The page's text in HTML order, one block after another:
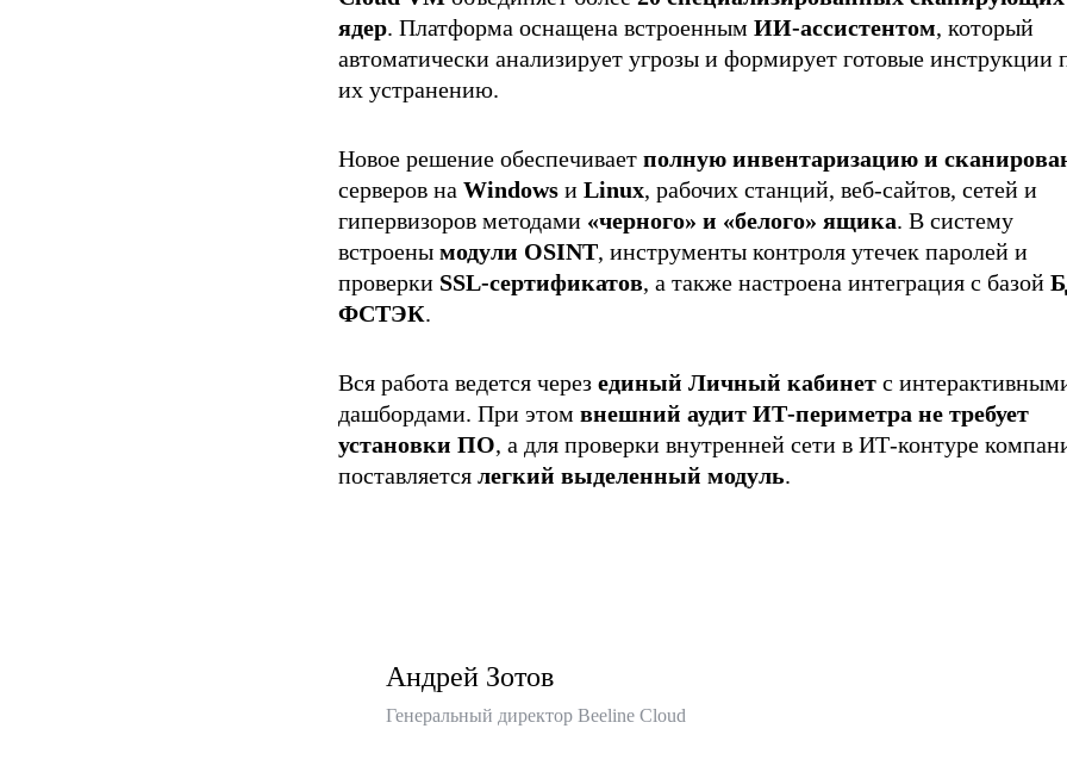
ядер. Платформа оснащена встроенным ИИ-ассистентом, который
автоматически анализирует угрозы и формирует готовые инструкции
их устранению.
Новое решение обеспечивает полную инвентаризацию и
серверов на Windowsи Linux, рабочих станций, веб-сайтов, сетей и
гипервизоров методами «черного» и «белого» ящика. В систему
встроены модули OSINT, инструменты контроля утечек паролей и
проверки SSL-сертификатов, а также настроена интеграция с базой
ФСТЭК.
Вся работа ведется через единый Личный кабинетс
дашбордами. При этом внешний аудит ИТ-периметра не требует
установки ПО, а для проверки внутренней сети в ИТ-контуре
поставляется легкий выделенный модуль.
Андрей Зотов
Генеральный директор Beeline Cloud